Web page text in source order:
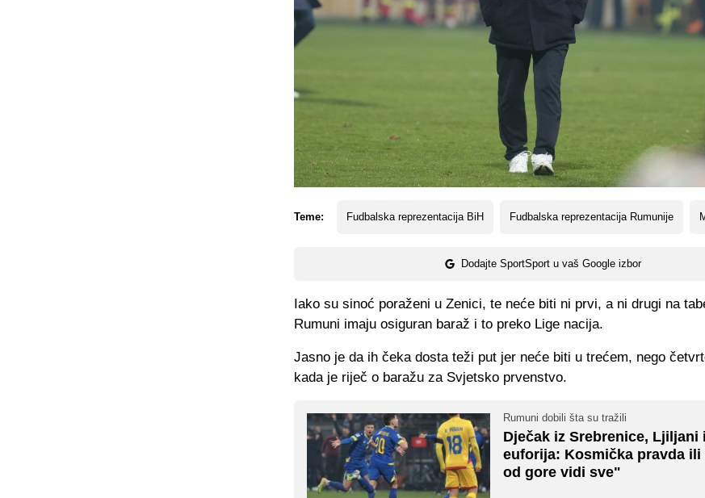
Teme: Fudbalska reprezentacija BiH Fudbalska reprezentacija Rumunije
Dodajte SportSport u vaš Google izbor
Iako su sinoć poraženi u Zenici, te neće biti ni prvi, a ni drugi na
Rumuni imaju osiguran baraž i to preko Lige nacija.
Jasno je da ih čeka dosta teži put jer neće biti u trećem, nego
kada je riječ o baražu za Svjetsko prvenstvo.
Rumuni dobili šta su tražili
Dječak iz Srebrenice, Ljiljani
euforija: Kosmička pravda
od gore vidi sve"